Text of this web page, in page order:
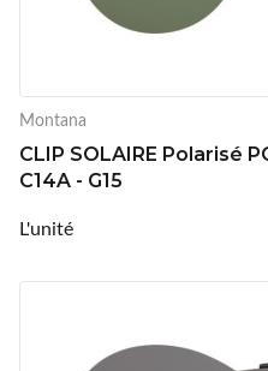
Montana
CLIP SOLAIRE Polarisé
C14A - G15
L'unité